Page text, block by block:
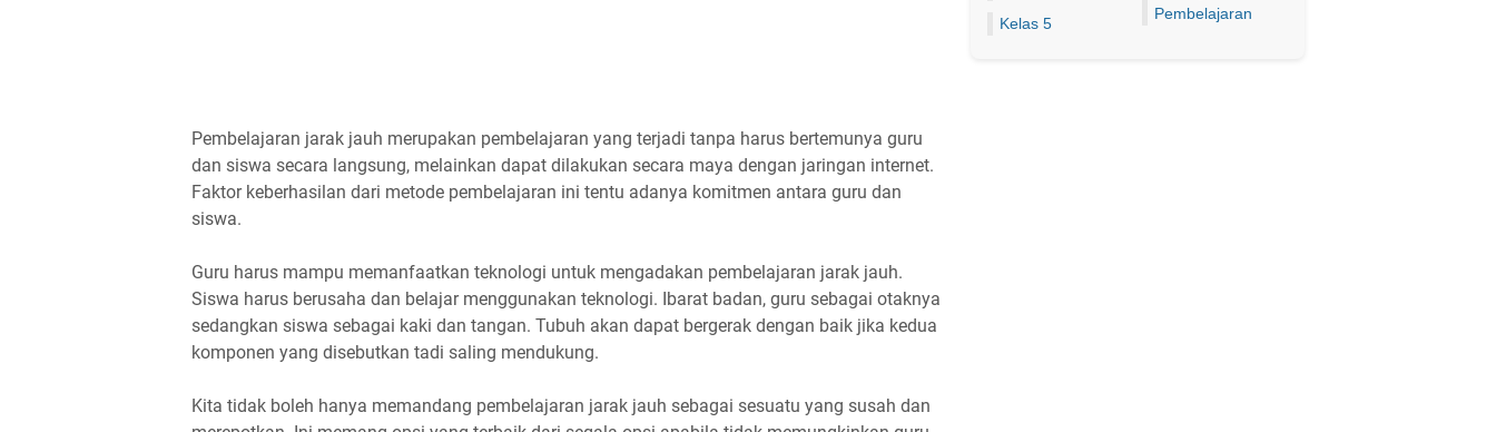
Pembelajaran jarak jauh merupakan pembelajaran yang terjadi tanpa harus bertemunya guru
dan siswa secara langsung, melainkan dapat dilakukan secara maya dengan jaringan internet.
Faktor keberhasilan dari metode pembelajaran ini tentu adanya komitmen antara guru dan
siswa.
Guru harus mampu memanfaatkan teknologi untuk mengadakan pembelajaran jarak jauh.
Siswa harus berusaha dan belajar menggunakan teknologi. Ibarat badan, guru sebagai otaknya
sedangkan siswa sebagai kaki dan tangan. Tubuh akan dapat bergerak dengan baik jika kedua
komponen yang disebutkan tadi saling mendukung.
Kita tidak boleh hanya memandang pembelajaran jarak jauh sebagai sesuatu yang susah dan
Kelas 5
Pembelajaran